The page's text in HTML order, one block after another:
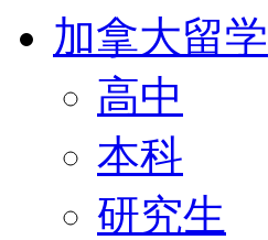
加拿大留学
高中
本科
研究生